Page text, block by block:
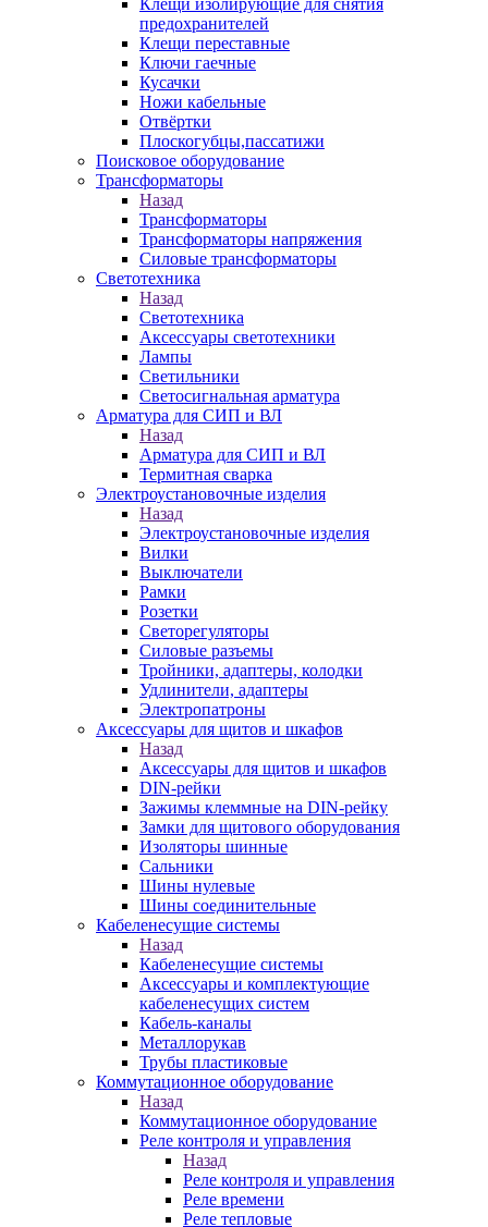
Клещи изолирующие для снятия
предохранителей
Клещи переставные
Ключи гаечные
Кусачки
Ножи кабельные
Отвёртки
Плоскогубцы,пассатижи
Поисковое оборудование
Трансформаторы
Назад
Трансформаторы
Трансформаторы напряжения
Силовые трансформаторы
Светотехника
Назад
Светотехника
Аксессуары светотехники
Лампы
Светильники
Светосигнальная арматура
Арматура для СИП и ВЛ
Назад
Арматура для СИП и ВЛ
Термитная сварка
Электроустановочные изделия
Назад
Электроустановочные изделия
Вилки
Выключатели
Рамки
Розетки
Светорегуляторы
Силовые разъемы
Тройники, адаптеры, колодки
Удлинители, адаптеры
Электропатроны
Аксессуары для щитов и шкафов
Назад
Аксессуары для щитов и шкафов
DIN-рейки
Зажимы клеммные на DIN-рейку
Замки для щитового оборудования
Изоляторы шинные
Сальники
Шины нулевые
Шины соединительные
Кабеленесущие системы
Назад
Кабеленесущие системы
Аксессуары и комплектующие
кабеленесущих систем
Кабель-каналы
Металлорукав
Трубы пластиковые
Коммутационное оборудование
Назад
Коммутационное оборудование
Реле контроля и управления
Назад
Реле контроля и управления
Реле времени
Реле тепловые